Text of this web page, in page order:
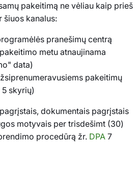
pakeitimą ne vėliau kaip prieš
šiuos kanalus:
pranešimų centrą
metu atnaujinama
data)
pakeitimų
skyrių)
dokumentais pagrįstais
motyvais per trisdešimt (30)
procedūrą žr. DPA 7